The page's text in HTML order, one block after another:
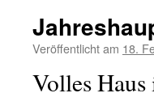
Veröffentlicht am 18.
Volles Haus